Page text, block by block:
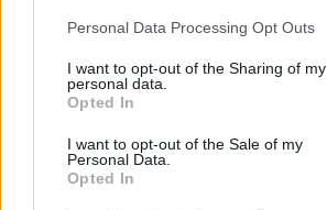
Personal Data Processing Opt Outs
I want to opt-out of the Sharing of my
personal data.
Opted In
I want to opt-out of the Sale of my
Personal Data.
Opted In
SPETTACOLI
SCIENZA E TECH